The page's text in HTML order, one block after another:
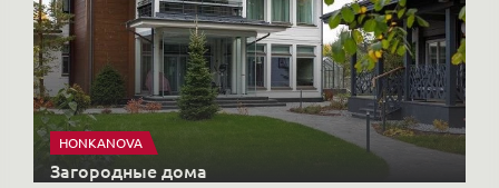
HONKANOVA
Загородные дома